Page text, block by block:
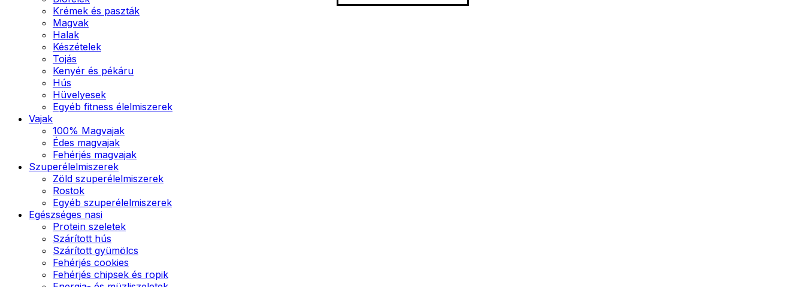
Krémek és paszták
Magvak
Halak
Készételek
Tojás
Kenyér és pékáru
Hús
Hüvelyesek
Egyéb fitness élelmiszerek
Vajak
100% Magvajak
Édes magvajak
Fehérjés magvajak
Szuperélelmiszerek
Zöld szuperélelmiszerek
Rostok
Egyéb szuperélelmiszerek
Egészséges nasi
Protein szeletek
Szárított hús
Szárított gyümölcs
Fehérjés cookies
Fehérjés chipsek és ropik